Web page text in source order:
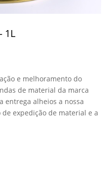
1L
e melhoramento do
de material da marca
entrega alheios a nossa
expedição de material e a